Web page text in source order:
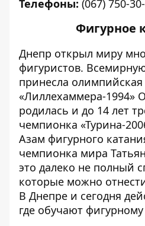
Телефоны: (067) 750-
Фигурное
Днепр открыл миру
фигуристов.
принесла
«Лиллехаммера-1994»
родилась и до 14 лет
чемпионка «Турина-
Азам фигурного
чемпионка мира
это далеко не полный
которые можно
В Днепре и сегодня
где обучают